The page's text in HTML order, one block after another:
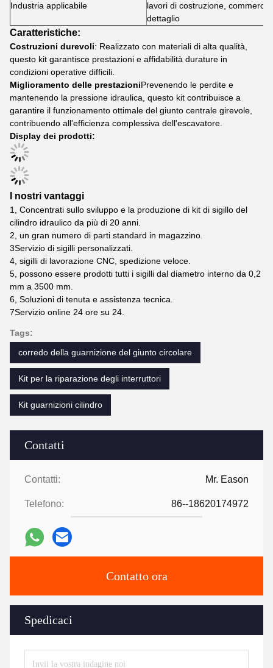
Contatti
Contatti: Mr. Eason
Telefono: 86--18620174972
Contatto ora
Spedicaci
Industria applicabile
lavori di costruzione, commercio
dettaglio
Caratteristiche:
Costruzioni durevoli: Realizzato con materiali di alta qualità,
questo kit garantisce prestazioni e affidabilità durature in
condizioni operative difficili.
Miglioramento delle prestazioniPrevenendo le perdite e
mantenendo la pressione idraulica, questo kit contribuisce a
garantire il funzionamento ottimale del giunto centrale girevole,
contribuendo all'efficienza complessiva dell'escavatore.
Display dei prodotti:
I nostri vantaggi
1, Concentrati sullo sviluppo e la produzione di kit di sigillo del
cilindro idraulico da più di 20 anni.
2, un gran numero di parti standard in magazzino.
3Servizio di sigilli personalizzati.
4, sigilli di lavorazione CNC, spedizione veloce.
5, possono essere prodotti tutti i sigilli dal diametro interno da 0,2
mm a 3500 mm.
6, Soluzioni di tenuta e assistenza tecnica.
7Servizio online 24 ore su 24.
Tags:
corredo della guarnizione del giunto circolare
Kit per la riparazione degli interruttori
Kit guarnizioni cilindro